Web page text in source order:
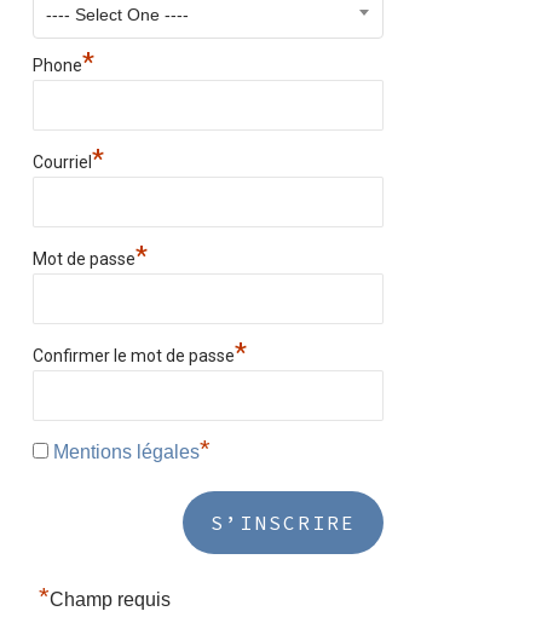
---- Select One ----
Phone*
Courriel *
Mot de passe*
Confirmer le mot de passe*
Mentions légales*
*Champ requis